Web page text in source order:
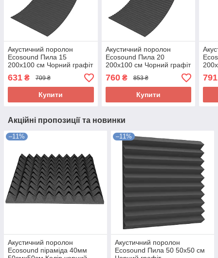
Акустичний поролон
Ecosound Пила 15
200х100 см Чорний графіт
631 ₴ 709 ₴
Купити
Акустичний поролон
Ecosound Пила 20
200х100 см Чорний графіт
760₴ 853 ₴
Купити
791
Акційні пропозиції та новинки
–11%
Акустичний поролон
Ecosound піраміда 40мм
–11%
Акустичний поролон
Ecosound Пила 50 50х50 см